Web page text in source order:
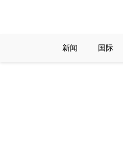
新闻 国际